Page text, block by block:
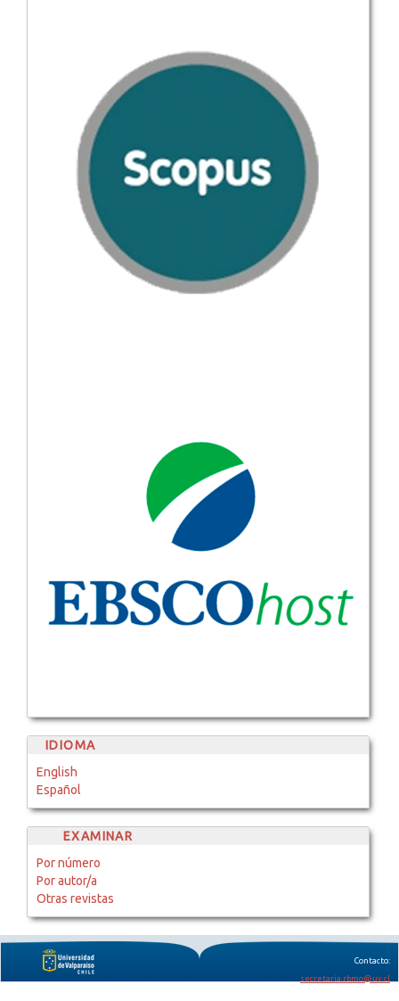
IDIOMA
English
Español
EXAMINAR
Por número
Por autor/a
Otras revistas
Contacto:
secretaria.rbmo@uv.cl